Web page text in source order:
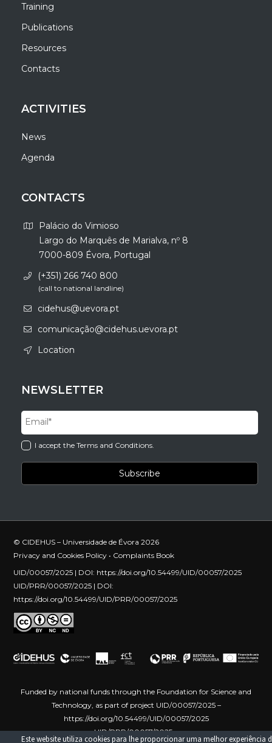
Este website utiliza cookies para lhe proporcionar uma melhor experiência
Training
Publications
Resources
Contacts
ACTIVITIES
News
Agenda
CONTACTS
Palácio do Vimioso
Largo do Marquês de Marialva, nº 8
7000-809 Évora, Portugal
(+351) 266 740 800
(call to national landline)
cidehus@uevora.pt
comunicação@cidehus.uevora.pt
Location
NEWSLETTER
I accept the Terms and Conditions.
© CIDEHUS – Universidade de Évora 2026
Privacy and Cookies Policy • Complaints Book
UID/00057/2025 | DOI: https://doi.org/10.54499/UID/00057/2025
UID/PRR/00057/2025 | DOI:
https://doi.org/10.54499/UID/PRR/00057/2025
Funded by national funds through the Foundation for Science and
Technology, as part of project UID/00057/2025 –
https://doi.org/10.54499/UID/00057/2025
UID/PRR/00057/2025 –